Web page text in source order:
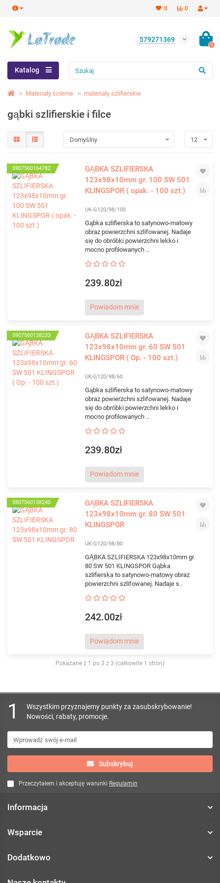
0
0
579271369
0
Katalog
Materiały ścierne materiały szlifierskie
gąbki szlifierskie i filce
5907560164782
GĄBKA SZLIFIERSKA
123x98x10mm gr. 100 SW 501
KLINGSPOR ( opak. - 100 szt.)
UK-G120/98/100
Gąbka szlifierska to satynowo-matowy
obraz powierzchni szlifowanej. Nadaje
się do obróbki powierzchni lekko i
mocno profilowanych ..
239.80zł
Powiadom mnie
5907560138233
GĄBKA SZLIFIERSKA
123x98x10mm gr. 60 SW 501
KLINGSPOR ( Op. - 100 szt.)
UK-G120/98/60
Gąbka szlifierska to satynowo-matowy
obraz powierzchni szlifowanej. Nadaje
się do obróbki powierzchni lekko i
mocno profilowanych ..
239.80zł
Powiadom mnie
5907560138240
GĄBKA SZLIFIERSKA
123x98x10mm gr. 80 SW 501
KLINGSPOR
UK-G120/98/80
GĄBKA SZLIFIERSKA 123x98x10mm gr.
80 SW 501 KLINGSPOR Gąbka
szlifierska to satynowo-matowy obraz
powierzchni szlifowanej. Nadaje s..
242.00zł
Powiadom mnie
Pokazane z 1 po 3 z 3 (całkowite 1 stron)
1
Wszystkim przyznajemy punkty za zasubskrybowanie!
Nowości, rabaty, promocje.
Subskrybuj
Przeczytałem i akceptuję warunki Regulamin
Informacja
Wsparcie
Dodatkowo